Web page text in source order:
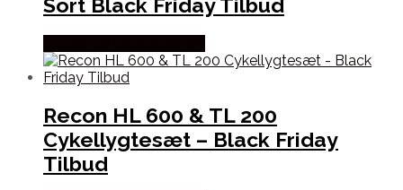
Sort Black Friday Tilbud
Recon HL 600 & TL 200
Cykellygtesæt – Black Friday
Tilbud